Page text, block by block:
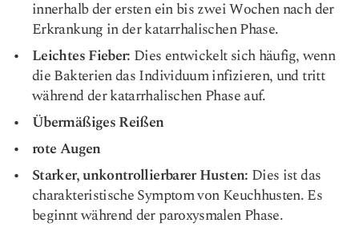
innerhalb der ersten ein bis zwei Wochen nach der
Erkrankung in der katarrhalischen Phase.
Leichtes Fieber: Dies entwickelt sich häufig, wenn
die Bakterien das Individuum infizieren, und tritt
während der katarrhalischen Phase auf.
Übermäßiges Reißen
rote Augen
Starker, unkontrollierbarer Husten: Dies ist das
charakteristische Symptom von Keuchhusten. Es
beginnt während der paroxysmalen Phase.